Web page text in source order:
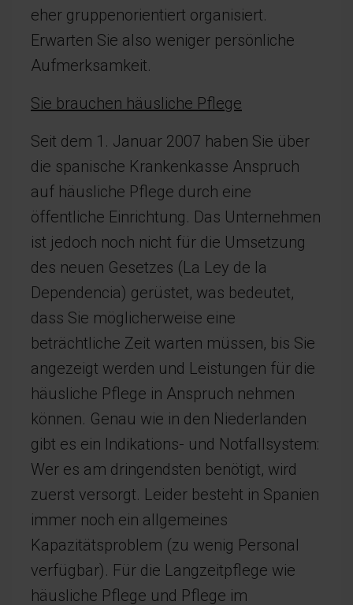
eher gruppenorientiert organisiert.
Erwarten Sie also weniger persönliche
Aufmerksamkeit.
Sie brauchen häusliche Pflege
Seit dem 1. Januar 2007 haben Sie über
die spanische Krankenkasse Anspruch
auf häusliche Pflege durch eine
öffentliche Einrichtung. Das Unternehmen
ist jedoch noch nicht für die Umsetzung
des neuen Gesetzes (La Ley de la
Dependencia) gerüstet, was bedeutet,
dass Sie möglicherweise eine
beträchtliche Zeit warten müssen, bis Sie
angezeigt werden und Leistungen für die
häusliche Pflege in Anspruch nehmen
können. Genau wie in den Niederlanden
gibt es ein Indikations- und Notfallsystem:
Wer es am dringendsten benötigt, wird
zuerst versorgt. Leider besteht in Spanien
immer noch ein allgemeines
Kapazitätsproblem (zu wenig Personal
verfügbar). Für die Langzeitpflege wie
häusliche Pflege und Pflege im